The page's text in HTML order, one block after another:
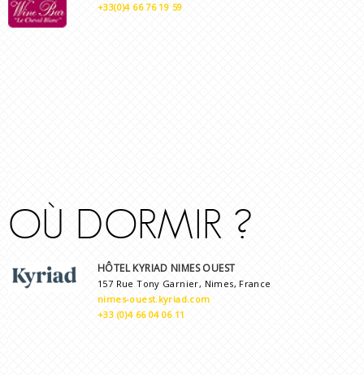
+33(0)4 66 76 19 59
OÙ DORMIR ?
HÔTEL KYRIAD NIMES OUEST
157 Rue Tony Garnier, Nimes, France
nimes-ouest.kyriad.com
+33 (0)4 66 04 06 11